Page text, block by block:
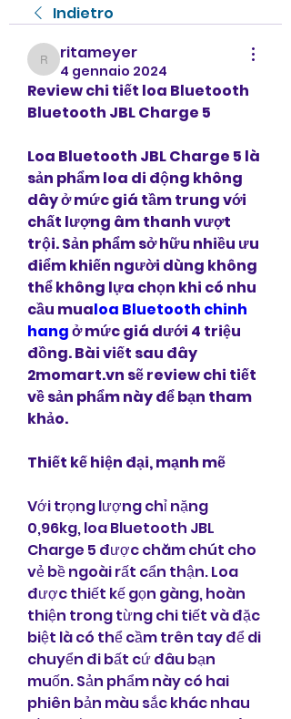
Indietro
ritameyer
ritameyer
4 gennaio 2024
Review chi tiết loa Bluetooth
Bluetooth JBL Charge 5
Loa Bluetooth JBL Charge 5 là
sản phẩm loa di động không
dây ở mức giá tầm trung với
chất lượng âm thanh vượt
trội. Sản phẩm sở hữu nhiều ưu
điểm khiến người dùng không
thể không lựa chọn khi có nhu
cầu mualoa Bluetooth chinh
hang ở mức giá dưới 4 triệu
đồng. Bài viết sau đây
2momart.vn sẽ review chi tiết
về sản phẩm này để bạn tham
khảo.
Thiết kế hiện đại, mạnh mẽ
Với trọng lượng chỉ nặng
0,96kg, loa Bluetooth JBL
Charge 5 được chăm chút cho
vẻ bề ngoài rất cẩn thận. Loa
được thiết kế gọn gàng, hoàn
thiện trong từng chi tiết và đặc
biệt là có thể cầm trên tay để di
chuyển đi bất cứ đâu bạn
muốn. Sản phẩm này có hai
phiên bản màu sắc khác nhau